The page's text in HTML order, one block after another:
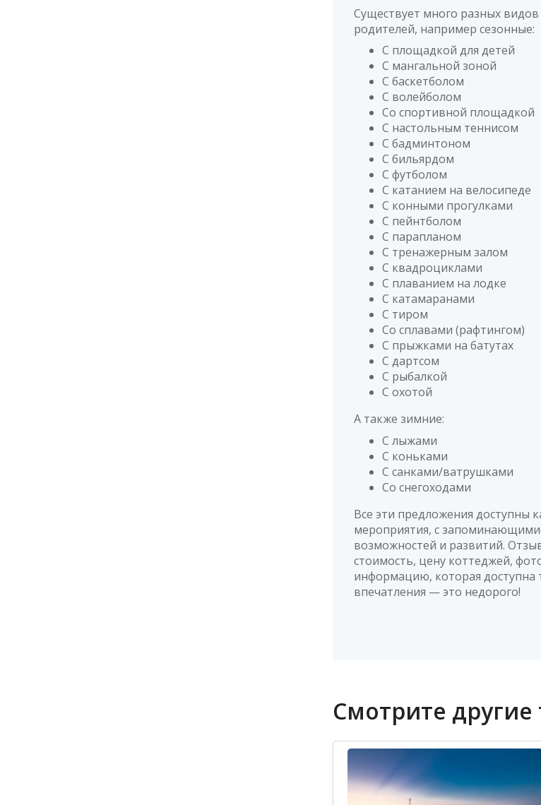
Существует много разных видов
родителей, например сезонные:
С площадкой для детей
С мангальной зоной
С баскетболом
С волейболом
Со спортивной площадкой
С настольным теннисом
С бадминтоном
С бильярдом
С футболом
С катанием на велосипеде
С конными прогулками
С пейнтболом
С парапланом
С тренажерным залом
С квадроциклами
С плаванием на лодке
С катамаранами
С тиром
Со сплавами (рафтингом)
С прыжками на батутах
С дартсом
С рыбалкой
С охотой
А также зимние:
С лыжами
С коньками
С санками/ватрушками
Со снегоходами
Все эти предложения доступны
мероприятия, с
возможностей и развитий.
стоимость, цену коттеджей,
информацию, которая
впечатления — это недорого!
Смотрите